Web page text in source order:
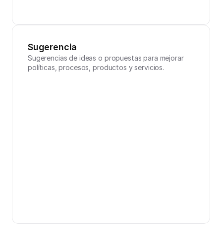
Sugerencia
Sugerencias de ideas o propuestas para mejorar
políticas, procesos, productos y servicios.